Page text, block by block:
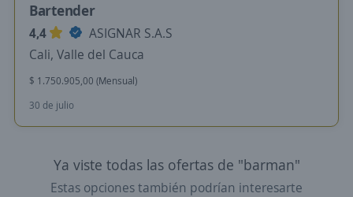
Bartender
4,4
ASIGNAR S.A.S
Cali, Valle del Cauca
$ 1.750.905,00 (Mensual)
30 de julio
Ya viste todas las ofertas de "barman"
Estas opciones también podrían interesarte